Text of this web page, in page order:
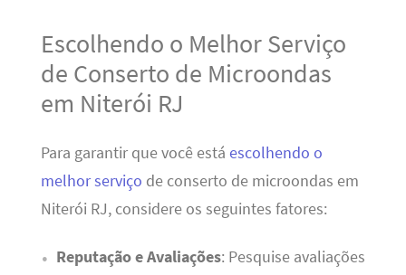
Escolhendo o Melhor Serviço
de Conserto de Microondas
em Niterói RJ
Para garantir que você está escolhendo o
melhor serviço de conserto de microondas em
Niterói RJ, considere os seguintes fatores:
Reputação e Avaliações: Pesquise avaliações